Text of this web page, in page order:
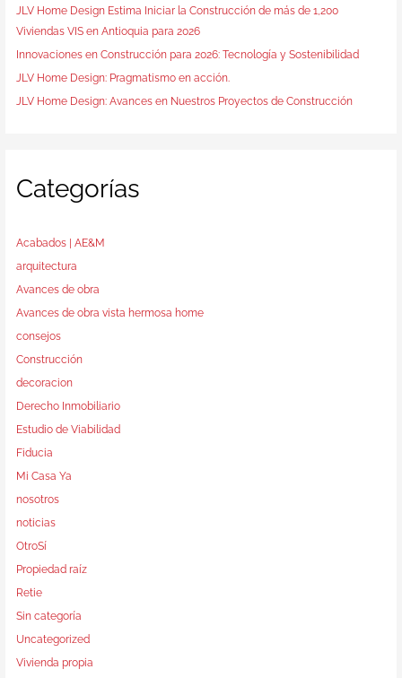
JLV Home Design Estima Iniciar la Construcción de más de 1,200
Viviendas VIS en Antioquia para 2026
Innovaciones en Construcción para 2026: Tecnología y Sostenibilidad
JLV Home Design: Pragmatismo en acción.
JLV Home Design: Avances en Nuestros Proyectos de Construcción
Categorías
Acabados | AE&M
arquitectura
Avances de obra
Avances de obra vista hermosa home
consejos
Construcción
decoracion
Derecho Inmobiliario
Estudio de Viabilidad
Fiducia
Mi Casa Ya
nosotros
noticias
OtroSí
Propiedad raíz
Retie
Sin categoría
Uncategorized
Vivienda propia